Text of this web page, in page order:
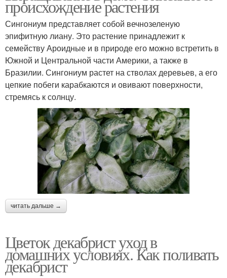
происхождение растения
Сингониум представляет собой вечнозеленую
эпифитную лиану. Это растение принадлежит к
семейству Ароидные и в природе его можно встретить в
Южной и Центральной части Америки, а также в
Бразилии. Сингониум растет на стволах деревьев, а его
цепкие побеги карабкаются и овивают поверхности,
стремясь к солнцу.
читать дальше →
Цветок декабрист уход в
домашних условиях. Как поливать
декабрист